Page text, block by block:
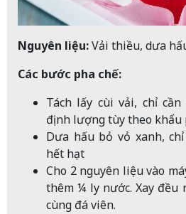
Nguyên liệu:Vải thiều, dưa
Các bước pha chế:
Tách lấy cùi vải, chỉ
định lượng tùy theo khẩu
Dưa hấu bỏ vỏ xanh,
hết hạt
Cho 2 nguyên liệu vào
thêm ¼ ly nước. Xay đều
cùng đá viên.